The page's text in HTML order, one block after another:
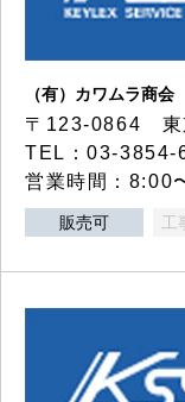
（有）カワムラ商会
〒123-0864 東
TEL：03-3854-
営業時間：8:00
販売可 工